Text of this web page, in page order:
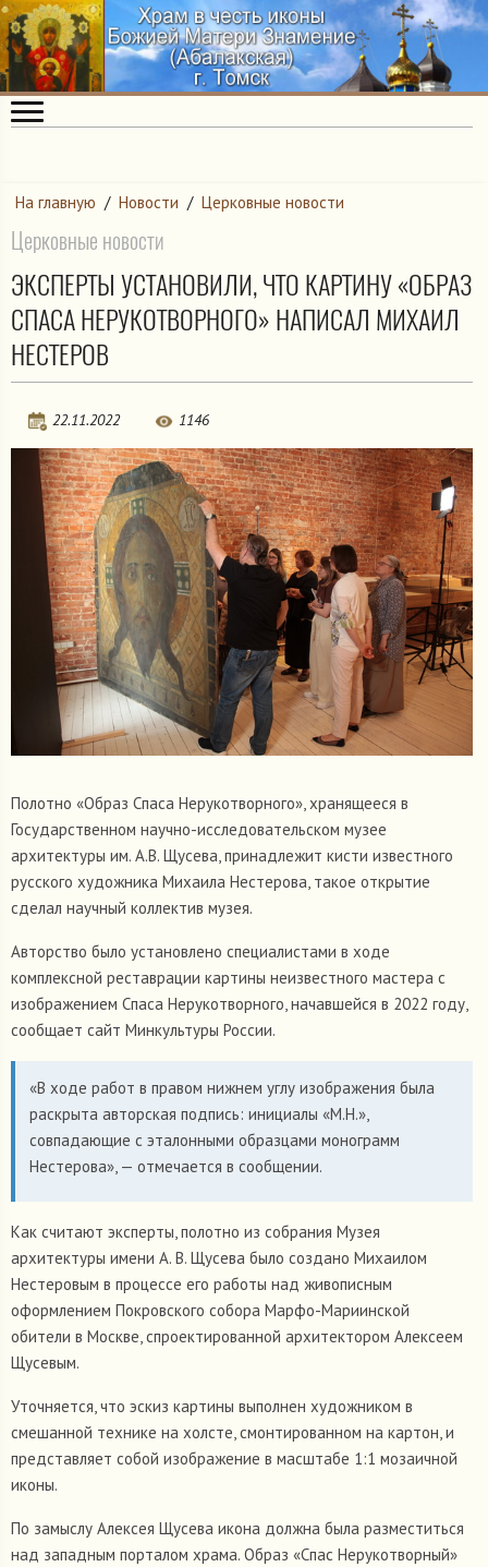
На главную / Новости / Церковные новости
Церковные новости
ЭКСПЕРТЫ УСТАНОВИЛИ, ЧТО КАРТИНУ «ОБРАЗ
СПАСА НЕРУКОТВОРНОГО» НАПИСАЛ МИХАИЛ
НЕСТЕРОВ
22.11.2022 1146
Полотно «Образ Спаса Нерукотворного», хранящееся в
Государственном научно-исследовательском музее
архитектуры им. А.В. Щусева, принадлежит кисти известного
русского художника Михаила Нестерова, такое открытие
сделал научный коллектив музея.
Авторство было установлено специалистами в ходе
комплексной реставрации картины неизвестного мастера с
изображением Спаса Нерукотворного, начавшейся в 2022 году,
сообщает сайт Минкультуры России.
«В ходе работ в правом нижнем углу изображения была
раскрыта авторская подпись: инициалы «М.Н.»,
совпадающие с эталонными образцами монограмм
Нестерова», — отмечается в сообщении.
Как считают эксперты, полотно из собрания Музея
архитектуры имени А. В. Щусева было создано Михаилом
Нестеровым в процессе его работы над живописным
оформлением Покровского собора Марфо-Мариинской
обители в Москве, спроектированной архитектором Алексеем
Щусевым.
Уточняется, что эскиз картины выполнен художником в
смешанной технике на холсте, смонтированном на картон, и
представляет собой изображение в масштабе 1:1 мозаичной
иконы.
По замыслу Алексея Щусева икона должна была разместиться
над западным порталом храма. Образ «Спас Нерукотворный»